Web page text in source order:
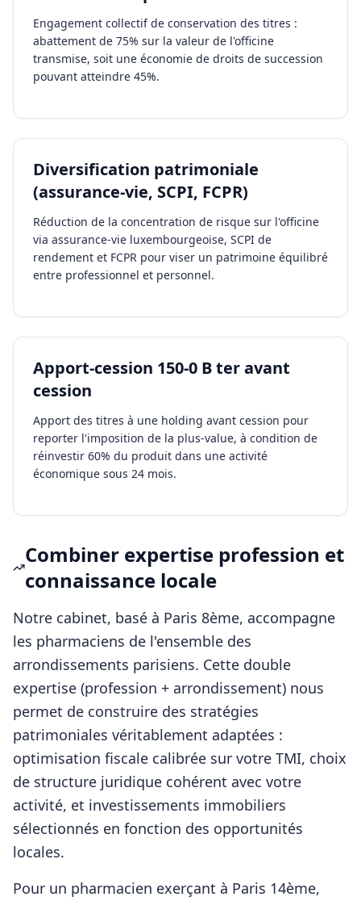
Engagement collectif de conservation des titres :
abattement de 75% sur la valeur de l'officine
transmise, soit une économie de droits de succession
pouvant atteindre 45%.
Diversification patrimoniale
(assurance-vie, SCPI, FCPR)
Réduction de la concentration de risque sur l'officine
via assurance-vie luxembourgeoise, SCPI de
rendement et FCPR pour viser un patrimoine équilibré
entre professionnel et personnel.
Apport-cession 150-0 B ter avant
cession
Apport des titres à une holding avant cession pour
reporter l'imposition de la plus-value, à condition de
réinvestir 60% du produit dans une activité
économique sous 24 mois.
Combiner expertise profession et
connaissance locale
Notre cabinet, basé à Paris 8ème, accompagne
les pharmaciens de l'ensemble des
arrondissements parisiens. Cette double
expertise (profession + arrondissement) nous
permet de construire des stratégies
patrimoniales véritablement adaptées :
optimisation fiscale calibrée sur votre TMI, choix
de structure juridique cohérent avec votre
activité, et investissements immobiliers
sélectionnés en fonction des opportunités
locales.
Pour un pharmacien exerçant à Paris 14ème,